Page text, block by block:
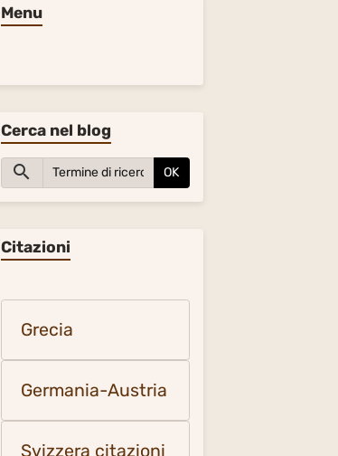
Menu
Cerca nel blog
OK
Citazioni
Grecia
Germania-Austria
Svizzera citazioni